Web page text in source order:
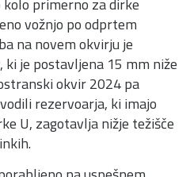
vožnjo po odprtem
na novem okvirju je
ki je postavljena 15 mm niže
okvir 2024 pa
rezervoarja, ki imajo
U, zagotavlja nižje težišče